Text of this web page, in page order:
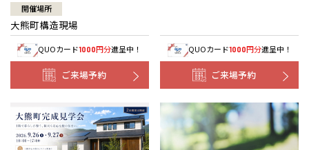
開催場所
大熊町構造現場
QUOカード1000円分進呈中！
ご来場予約
QUOカード1000円分進呈中！
ご来場予約